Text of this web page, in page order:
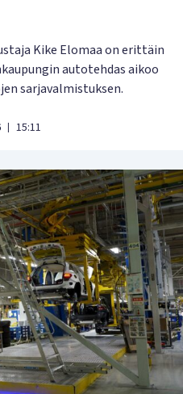
Kike Elomaa on erittäin
autotehdas aikoo
sarjavalmistuksen.
| 15:11